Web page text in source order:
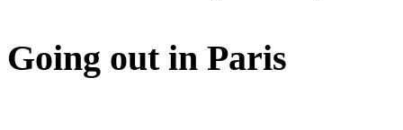
Going out in Paris